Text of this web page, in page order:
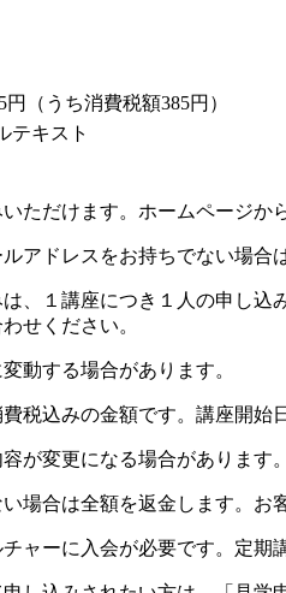
円（うち消費税額385円）
テキスト
ただけます。ホームページか
アドレスをお持ちでない場合
、１講座につき１人の申し込
せください。
動する場合があります。
税込みの金額です。講座開始
が変更になる場合があります。
場合は全額を返金します。お
ャーに入会が必要です。定期